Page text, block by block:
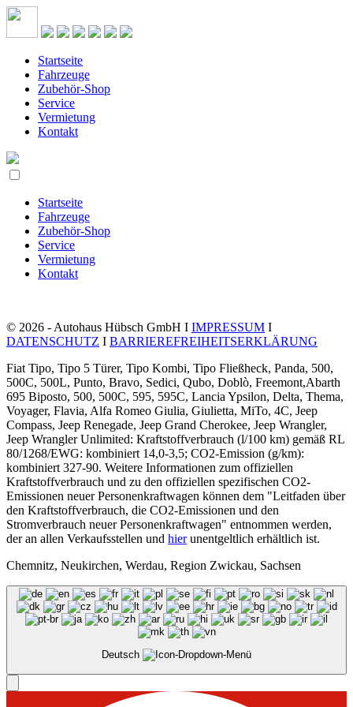
Startseite
Fahrzeuge
Zubehör-Shop
Service
Vermietung
Kontakt
Startseite
Fahrzeuge
Zubehör-Shop
Service
Vermietung
Kontakt
© 2026 - Autohaus Hübsch GmbH I IMPRESSUM I
DATENSCHUTZ I BARRIEREFREIHEITSERKLÄRUNG
Fiat Tipo, Tipo 5 Türer, Tipo Kombi, Tipo Fließheck, Panda, 500,
500C, 500L, Punto, Bravo, Sedici, Qubo, Doblò, Freemont,Abarth
695 Biposto, 500, 500C, 595, 595C, Lancia Ypsilon, Delta, Thema,
Voyager, Flavia, Alfa Romeo Giulia, Giulietta, MiTo, 4C, Jeep
Compass, Jeep Renegade, Jeep Grand Cherokee, Jeep Wrangler,
Jeep Wrangler Unlimited: Kraftstoffverbrauch (l/100 km) gemäß RL
80/1268/EWG: kombiniert 14,0-3,5; CO2-Emission (g/km):
kombiniert 327-90. Weitere Informationen zum offiziellen
Kraftstoffverbrauch und zu den offiziellen spezifischen CO2-
Emissionen neuer Personenkraftwagen können dem "Leitfaden über
den Kraftstoffverbrauch, die CO2-Emissionen und den
Stromverbrauch neuer Personenkraftwagen" entnommen werden,
der an allen Verkaufsstellen und hierunentgeltlich erhältlich ist.
Chemnitz, Neukirchen, Werdau, Region Zwickau, Sachsen
Deutsch